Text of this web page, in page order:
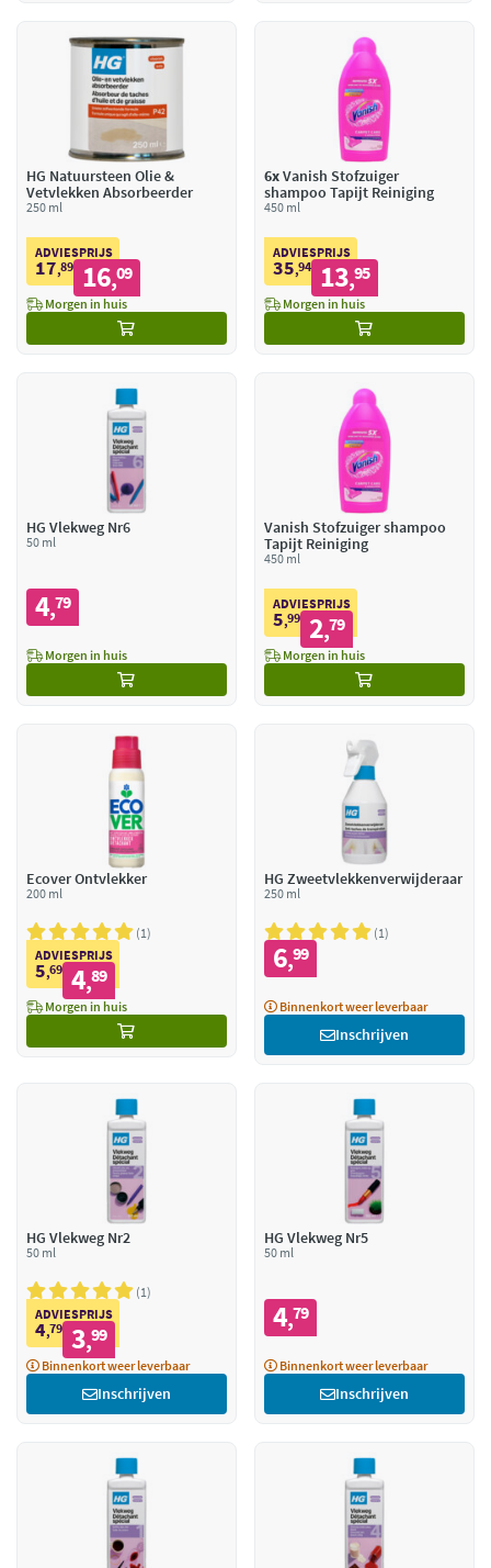
HG Natuursteen Olie &
Vetvlekken Absorbeerder
250 ml
ADVIESPRIJS
17,89 16,09
Morgen in huis
6xVanish Stofzuiger
shampoo Tapijt Reiniging
450 ml
ADVIESPRIJS
35,94 13,95
Morgen in huis
HG Vlekweg Nr6
50 ml
4,79
Morgen in huis
Vanish Stofzuiger shampoo
Tapijt Reiniging
450 ml
ADVIESPRIJS
5,99 2,79
Morgen in huis
Ecover Ontvlekker
200 ml
1
ADVIESPRIJS
5,69 4,89
Morgen in huis
HG Zweetvlekkenverwijderaar
250 ml
1
6,99
Binnenkort weer leverbaar
Inschrijven
HG Vlekweg Nr2
50 ml
1
ADVIESPRIJS
4,79 3,99
Binnenkort weer leverbaar
Inschrijven
HG Vlekweg Nr5
50 ml
4,79
Binnenkort weer leverbaar
Inschrijven